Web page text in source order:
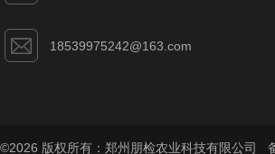
18539975242@163.com
©2026 版权所有：郑州朋检农业科技有限公司